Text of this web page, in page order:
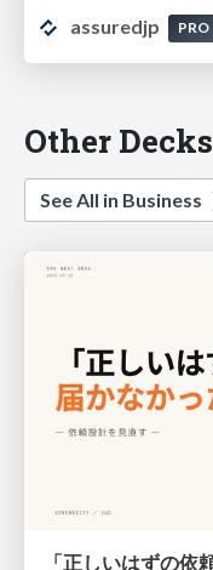
assuredjp
PRO
Other
See All in Business
「正しいはずの依